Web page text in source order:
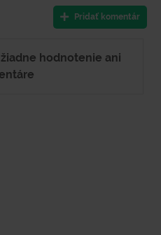
Pridať komentár
hodnotenie ani